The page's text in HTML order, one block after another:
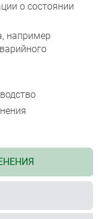
о состоянии
например